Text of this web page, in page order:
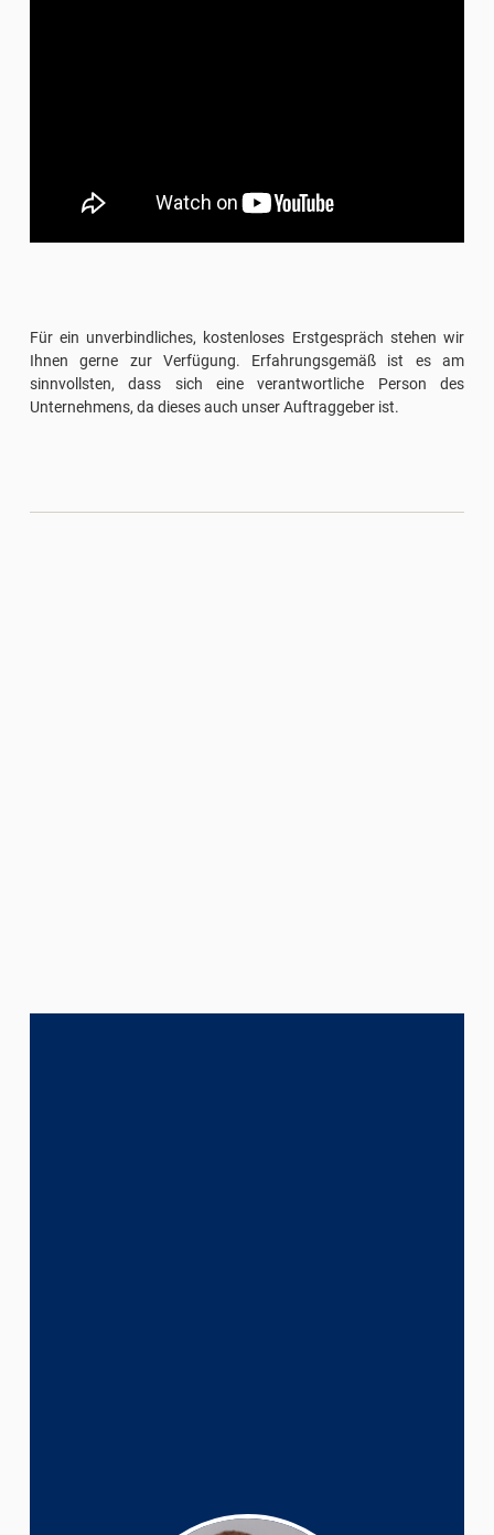
Für ein unverbindliches, kostenloses Erstgespräch stehen wir
Ihnen gerne zur Verfügung. Erfahrungsgemäß ist es am
sinnvollsten, dass sich eine verantwortliche Person des
Unternehmens, da dieses auch unser Auftraggeber ist.